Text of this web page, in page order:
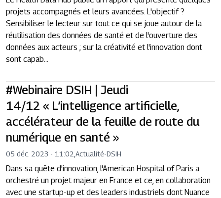
projets accompagnés et leurs avancées. L'objectif ?
Sensibiliser le lecteur sur tout ce qui se joue autour de la
réutilisation des données de santé et de l'ouverture des
données aux acteurs ; sur la créativité et l'innovation dont
sont capab...
#Webinaire DSIH | Jeudi
14/12 « L’intelligence artificielle,
accélérateur de la feuille de route du
numérique en santé »
05 déc. 2023 - 11:02 Actualité-DSIH
Dans sa quête d'innovation, l'American Hospital of Paris a
orchestré un projet majeur en France et ce, en collaboration
avec une startup-up et des leaders industriels dont Nuance